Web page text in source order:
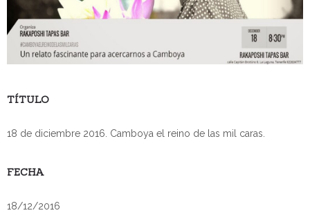
TÍTULO
18 de diciembre 2016. Camboya el reino de las mil caras.
FECHA
18/12/2016